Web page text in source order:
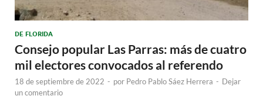
DE FLORIDA
Consejo popular Las Parras: más de cuatro
mil electores convocados al referendo
18 de septiembre de 2022 - por Pedro Pablo Sáez Herrera - Dejar
un comentario